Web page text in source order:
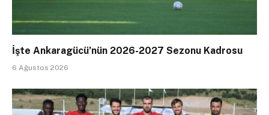
İşte Ankaragücü’nün 2026-2027 Sezonu Kadrosu
6 Ağustos 2026